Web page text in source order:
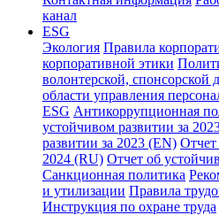
канал
ESG
Экология Правила
корпоративной этики
волонтерской, спонсорской
области управления
ESG Антикоррупционная
устойчивом развитии за
развитии за 2023 (EN) Отчет
2024 (RU) Отчет об
Санкционная политика
и утилизации Правила
Инструкция по охране труда